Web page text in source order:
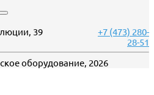
39
+7 (473) 280-
28-51
оборудование, 2026